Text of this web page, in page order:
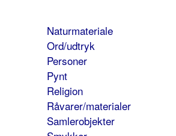
Naturmateriale
Ord/udtryk
Personer
Pynt
Religion
Råvarer/materialer
Samlerobjekter